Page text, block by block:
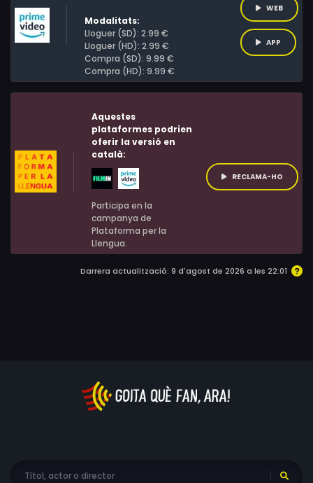
Modalitats:
Lloguer (SD): 2.99 €
Lloguer (HD): 2.99 €
Compra (SD): 9.99 €
Compra (HD): 9.99 €
WEB
APP
Aquestes
plataformes podrien
oferir la versió en
català:
Participa en la
campanya de
Plataforma per la
Llengua.
RECLAMA-HO
Darrera actualització: 9 d'agost de 2026 a les 22:01